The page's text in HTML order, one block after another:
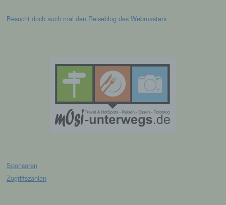
Besucht doch auch mal den Reiseblog des Webmasters
Sponsoren
Zugriffszahlen
Erfassung von allgemeinen Daten und
Internetseite durch eine betroffene Person oder ein
automatisiertes System eine Reihe von
allgemeinen Daten und Informationen. Diese
allgemeinen Daten und Informationen werden in
den Logfiles des Servers gespeichert. Erfasst
werden können die (1) verwendeten Browsertypen
und Versionen, (2) das vom zugreifenden System
System auf unserer Internetseite angesteuert
werden, (5) das Datum und die Uhrzeit eines